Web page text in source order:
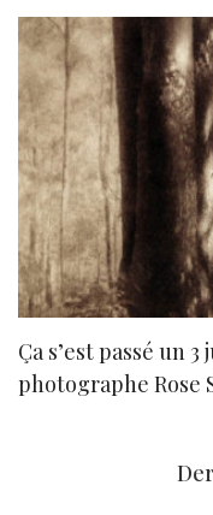
Ça s’est passé un
photographe Rose